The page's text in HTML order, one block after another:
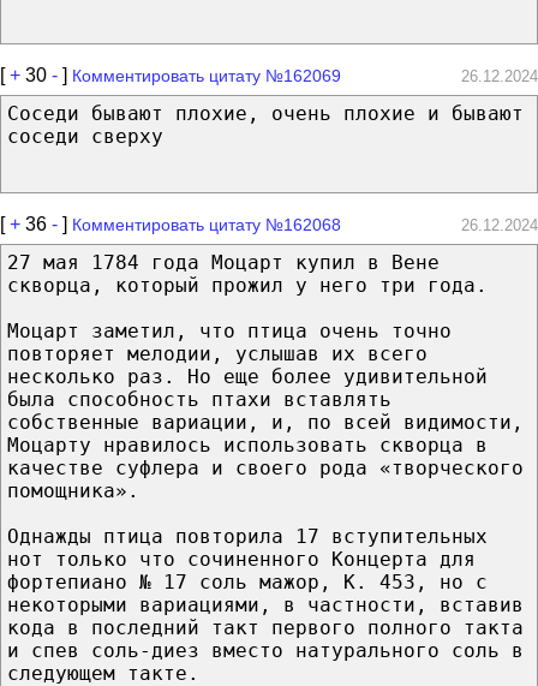
[+ 30 - ] Комментировать цитату №162069 26.12.2024
Соседи бывают плохие, очень плохие и бывают
соседи сверху
[+ 36 - ] Комментировать цитату №162068 26.12.2024
27 мая 1784 года Моцарт купил в Вене
скворца, который прожил у него три года.
Моцарт заметил, что птица очень точно
повторяет мелодии, услышав их всего
несколько раз. Но еще более удивительной
была способность птахи вставлять
собственные вариации, и, по всей видимости,
Моцарту нравилось использовать скворца в
качестве суфлера и своего рода «творческого
помощника».
Однажды птица повторила 17 вступительных
нот только что сочиненного Концерта для
фортепиано № 17 соль мажор, K. 453, но с
некоторыми вариациями, в частности, вставив
кода в последний такт первого полного такта
и спев соль-диез вместо натурального соль в
следующем такте.